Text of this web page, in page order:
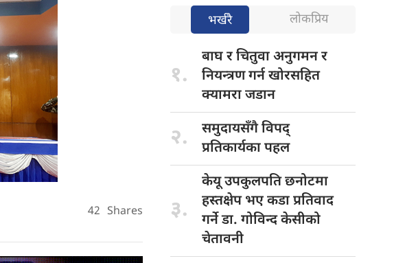
42 Shares
भर्खरै लोकप्रिय
१.
बाघ रचितुवा अनुगमन र
नियन्त्रण गर्न खोरसहित
क्यामरा जडान
२.
समुदायसँगै विपद्
प्रतिकार्यका पहल
३.
केयू उपकुलपतिछनोटमा
हस्तक्षेप भए कडा प्रतिवाद
गर्ने डा. गोविन्द केसीको
चेतावनी